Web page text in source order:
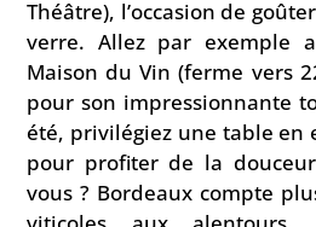
Théâtre), l’occasion de
verre. Allez par exemple
Maison du Vin (ferme vers
pour son impressionnante
été, privilégiez une table en
pour profiter de la
vous ? Bordeaux compte